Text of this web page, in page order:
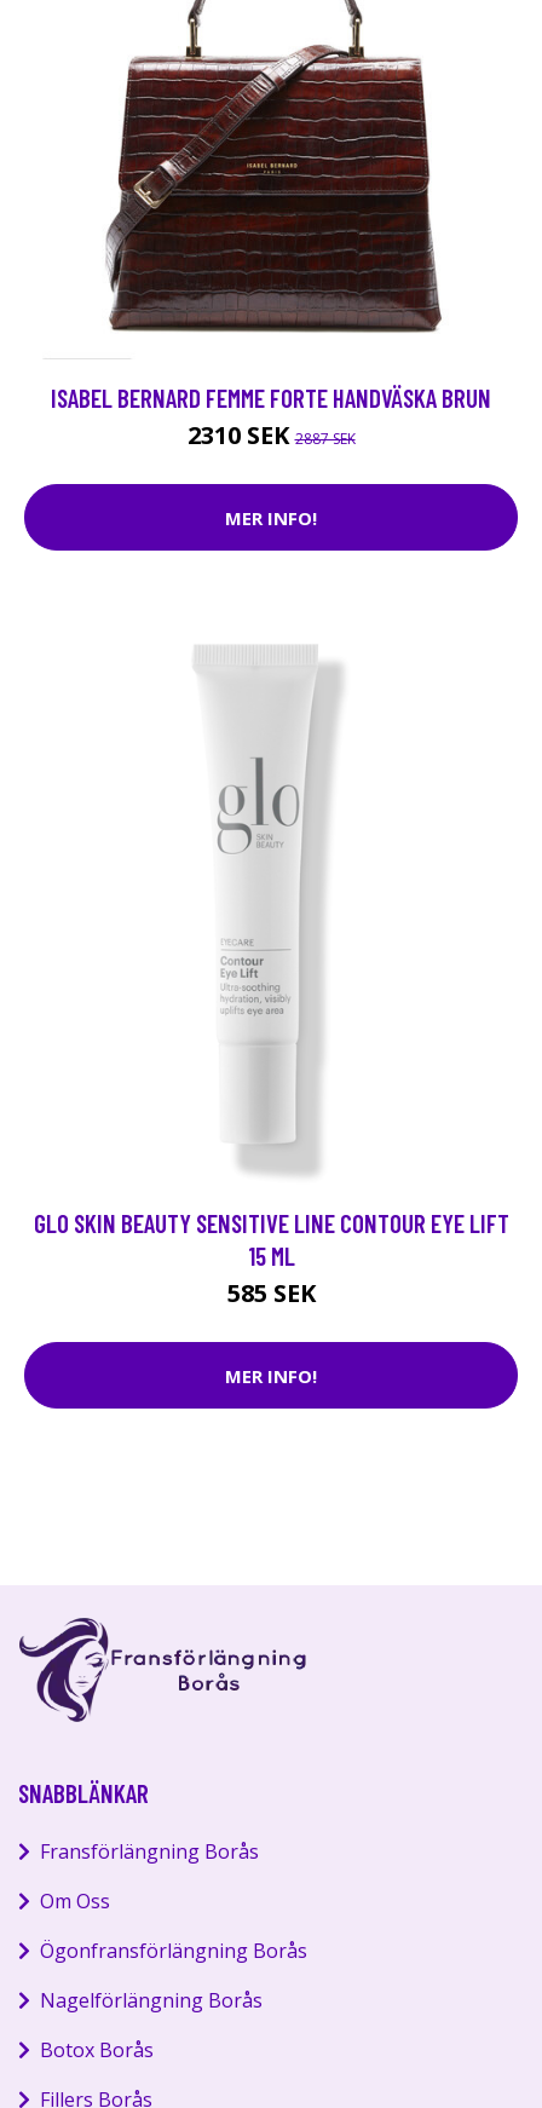
ISABEL BERNARD FEMME FORTE HANDVÄSKA BRUN
2310 SEK2887 SEK
MER INFO!
GLO SKIN BEAUTY SENSITIVE LINE CONTOUR EYE LIFT
15 ML
585 SEK
MER INFO!
SNABBLÄNKAR
Fransförlängning Borås
Om Oss
Ögonfransförlängning Borås
Nagelförlängning Borås
Botox Borås
Fillers Borås